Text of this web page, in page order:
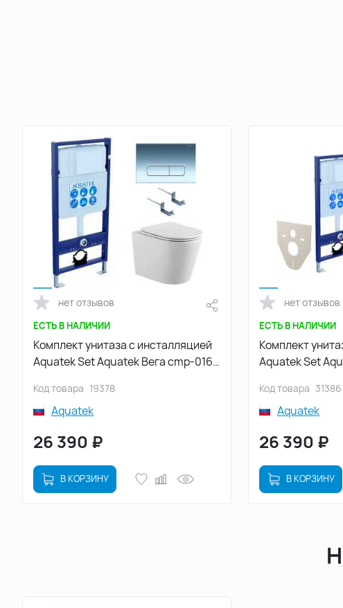
нет отзывов
ЕСТЬ В НАЛИЧИИ
Комплект унитаза с инсталляцией
Aquatek Set Aquatek Вега cmp-016
смыва Хром
Код товара 19378
Aquatek
26 390 ₽
В КОРЗИНУ
нет отзывов
ЕСТЬ В НАЛИЧИИ
Комплект
Aquatek Set
смыва Хром
Код товара 31386
Aquatek
26 390 ₽
В КОРЗИНУ